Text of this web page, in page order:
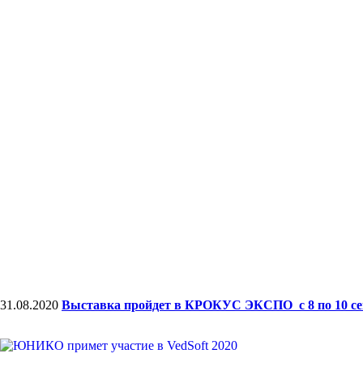
31.08.2020 Выставка пройдет в КРОКУС ЭКСПО с 8 по 10